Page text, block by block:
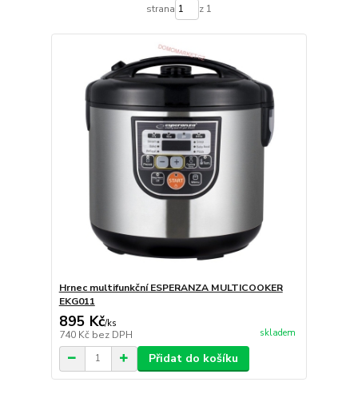
strana z 1
Hrnec multifunkční ESPERANZA MULTICOOKER
EKG011
895 Kč/ks
740 Kč bez DPH skladem
Přidat do košíku